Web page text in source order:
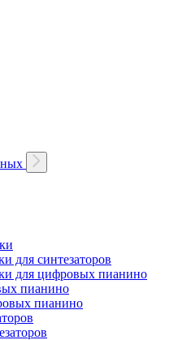
для синтезаторов
для цифровых пианино
пианино
пианино